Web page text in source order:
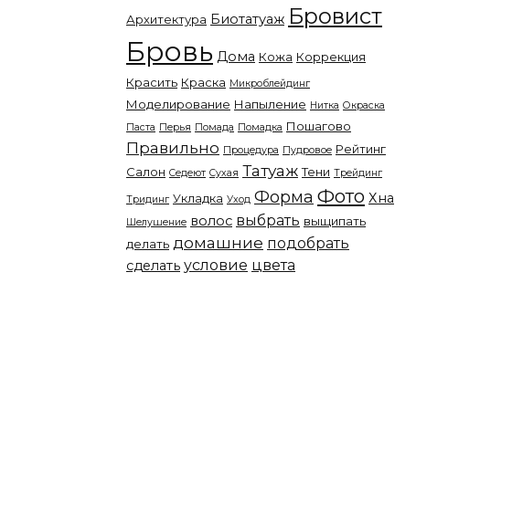
Архитектура Биотатуаж Бровист
Бровь Дома Кожа Коррекция
Красить Краска Микроблейдинг
Моделирование Напыление Нитка Окраска
Паста Перья Помада Помадка Пошагово
Правильно Процедура Пудровое Рейтинг
Салон Седеют Сухая Татуаж Тени Трейдинг
Тридинг Укладка Уход Форма Фото Хна
Шелушение волос выбрать выщипать
делать домашние подобрать
сделать условие цвета